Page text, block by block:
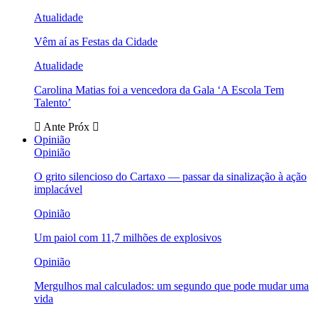
Atualidade
Vêm aí as Festas da Cidade
Atualidade
Carolina Matias foi a vencedora da Gala ‘A Escola Tem
Talento’
Ante Próx
Opinião
Opinião
O grito silencioso do Cartaxo — passar da sinalização à ação
implacável
Opinião
Um paiol com 11,7 milhões de explosivos
Opinião
Mergulhos mal calculados: um segundo que pode mudar uma
vida